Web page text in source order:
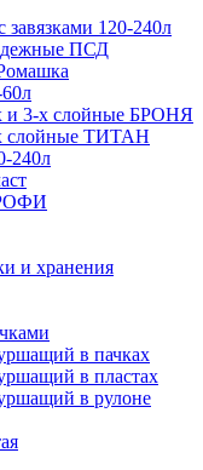
120-240л
ПСД
и 3-х слойные БРОНЯ
слойные ТИТАН
240л
и хранения
в пачках
в пластах
в рулоне